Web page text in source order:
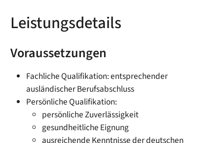
Leistungsdetails
Voraussetzungen
Fachliche Qualifikation: entsprechender
ausländischer Berufsabschluss
Persönliche Qualifikation:
persönliche Zuverlässigkeit
gesundheitliche Eignung
ausreichende Kenntnisse der deutschen